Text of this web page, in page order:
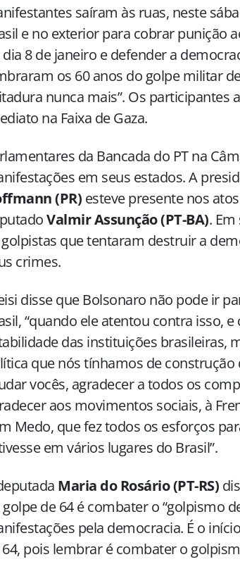
saíram às ruas, neste
e no exterior para cobrar punição
8 de janeiro e defender a
os 60 anos do golpe militar
nunca mais”. Os participantes
na Faixa de Gaza.
da Bancada do PT na
em seus estados. A
(PR) esteve presente nos
Valmir Assunção (PT-BA).
que tentaram destruir a
crimes.
disse que Bolsonaro não pode ir
“quando ele atentou contra isso,
das instituições brasileiras,
que nós tínhamos de construção
vocês, agradecer a todos os
aos movimentos sociais, à
Medo, que fez todos os esforços
em vários lugares do Brasil”.
Maria do Rosário (PT-RS)
de 64 é combater o “golpismo
pela democracia. É o
64, pois lembrar é combater o